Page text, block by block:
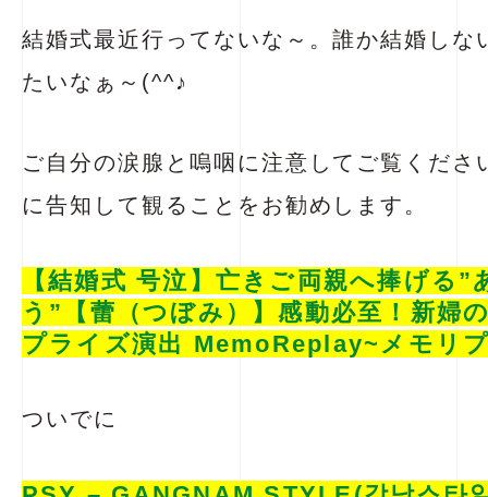
結婚式最近行ってないな～。誰か結婚しな
たいなぁ～(^^♪
ご自分の涙腺と嗚咽に注意してご覧くださ
に告知して観ることをお勧めします。
【結婚式 号泣】亡きご両親へ捧げる”
う”【蕾（つぼみ）】感動必至！新婦
プライズ演出 MemoReplay~メモリ
ついでに